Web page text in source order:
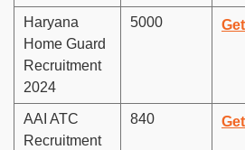
Haryana
Home Guard
Recruitment
2024
5000
AAI ATC
Recruitment
840